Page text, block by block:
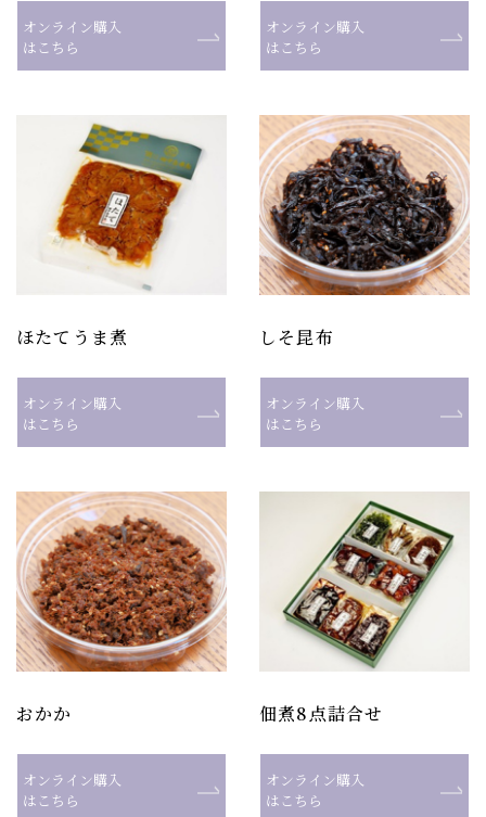
オンライン購入
はこちら
オンライン購入
はこちら
ほたてうま煮
オンライン購入
はこちら
しそ昆布
オンライン購入
はこちら
おかか
オンライン購入
はこちら
佃煮8点詰合せ
オンライン購入
はこちら